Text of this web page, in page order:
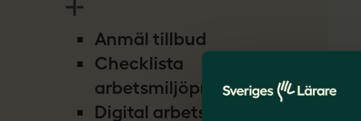
Anmäl tillbud
Checklista
arbetsmiljöproblem
Digital arbetsmiljö